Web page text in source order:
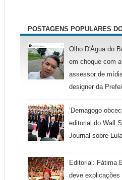
POSTAGENS POPULARES
Olho D'Água do
em choque com
assessor de
designer da
‘Demagogo
editorial do Wall
Journal sobre Lula
Editorial: Fátima
deve explicações